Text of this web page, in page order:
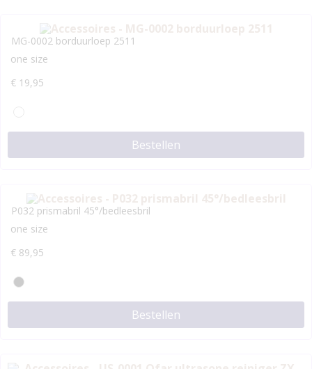
MG-0002 borduurloep 2511
one size
€ 19,95
Bestellen
P032 prismabril 45°/bedleesbril
one size
€ 89,95
Bestellen